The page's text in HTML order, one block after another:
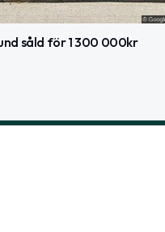
såld för 1 300 000kr